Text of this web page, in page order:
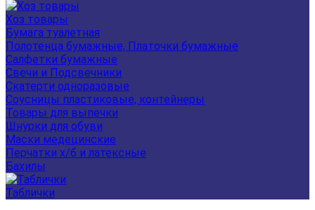
Хоз товары
Бумага туалетная
Полотенца бумажные, Платочки бумажные
Салфетки бумажные
Свечи и Подсвечники
Скатерти одноразовые
Соусницы пластиковые, контейнеры
Товары для выпечки
Шнурки для обуви
Маски медецинские
Перчатки х/б и латексные
Бахилы
Таблички